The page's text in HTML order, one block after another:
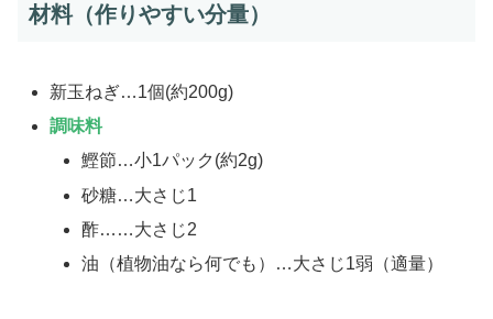
材料（作りやすい分量）
新玉ねぎ…1個(約200g)
調味料
鰹節…小1パック(約2g)
砂糖…大さじ1
酢……大さじ2
油（植物油なら何でも）…大さじ1弱（適量）